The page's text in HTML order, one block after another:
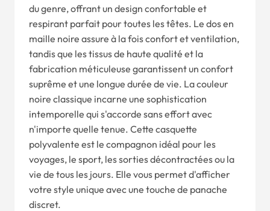
du genre, offrant un design confortable et
respirant parfait pour toutes les têtes. Le dos en
maille noire assure à la fois confort et ventilation,
tandis que les tissus de haute qualité et la
fabrication méticuleuse garantissent un confort
suprême et une longue durée de vie. La couleur
noire classique incarne une sophistication
intemporelle qui s'accorde sans effort avec
n'importe quelle tenue. Cette casquette
polyvalente est le compagnon idéal pour les
voyages, le sport, les sorties décontractées ou la
vie de tous les jours. Elle vous permet d'afficher
votre style unique avec une touche de panache
discret.